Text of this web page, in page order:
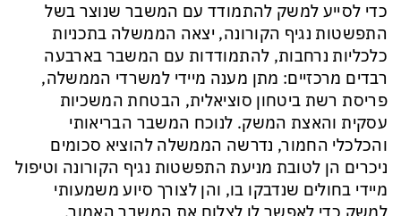
כדי לסייע למשק להתמודד עם המשבר שנוצר בשל
התפשטות נגיף הקורונה, יצאה הממשלה בתכניות
כלכליות נרחבות, להתמודדות עם המשבר בארבעה
רבדים מרכזיים: מתן מענה מיידי למשרדי הממשלה,
פריסת רשת ביטחון סוציאלית, הבטחת המשכיות
עסקית והאצת המשק. לנוכח המשבר הבריאותי
והכלכלי החמור, נדרשה הממשלה להוציא סכומים
ניכרים הן לטובת מניעת התפשטות נגיף הקורונה וטיפול
מיידי בחולים שנדבקו בו, והן לצורך סיוע משמעותי